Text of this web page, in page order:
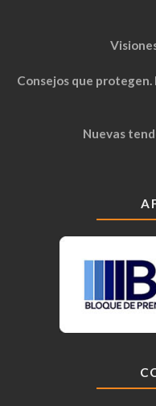
Consejos que protegen.
Nuevas